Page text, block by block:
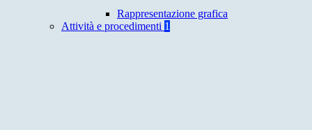
Rappresentazione grafica
Attività e procedimenti 1